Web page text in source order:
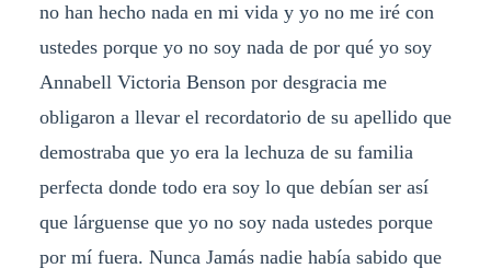
no han hecho nada en mi vida y yo no me iré con
ustedes porque yo no soy nada de por qué yo soy
Annabell Victoria Benson por desgracia me
obligaron a llevar el recordatorio de su apellido que
demostraba que yo era la lechuza de su familia
perfecta donde todo era soy lo que debían ser así
que lárguense que yo no soy nada ustedes porque
por mí fuera. Nunca Jamás nadie había sabido que